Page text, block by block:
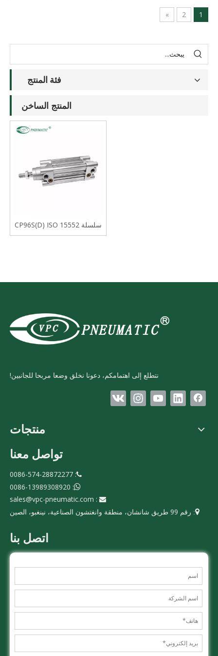
1
2
»
فئة المنتج
المنتج الساخن
سلسلة CP96S(D) ISO 15552
أسطوانة مفردة قياسية مزدوجة
نتطلع إلى اهتمامكم، دعونا نخلق وضعا مربحا للجانبين!
منتجات
تواصل معنا

: 0086-574-28872277

: 0086-13989308920

:
sales@vpc-pneumatic.com

: رقم 99 طريق شانشان، منطقة وانغتشون الصناعية، نينغبو، الصين
اتصل بنا